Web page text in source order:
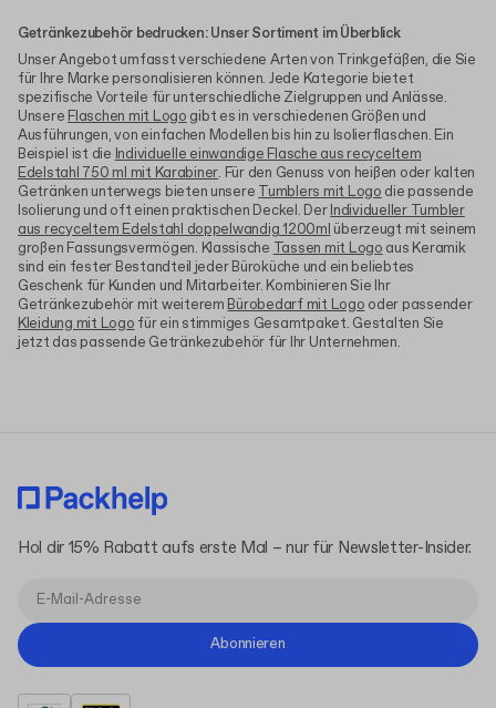
Getränkezubehör bedrucken: Unser Sortiment im Überblick
Unser Angebot umfasst verschiedene Arten von Trinkgefäßen, die Sie
für Ihre Marke personalisieren können. Jede Kategorie bietet
spezifische Vorteile für unterschiedliche Zielgruppen und Anlässe.
Unsere Flaschen mit Logo gibt es in verschiedenen Größen und
Ausführungen, von einfachen Modellen bis hin zu Isolierflaschen. Ein
Beispiel ist die Individuelle einwandige Flasche aus recyceltem
Edelstahl 750 ml mit Karabiner. Für den Genuss von heißen oder kalten
Getränken unterwegs bieten unsere Tumblers mit Logo die passende
Isolierung und oft einen praktischen Deckel. DerIndividueller Tumbler
aus recyceltem Edelstahl doppelwandig 1200ml überzeugt mit seinem
großen Fassungsvermögen. Klassische Tassen mit Logo aus Keramik
sind ein fester Bestandteil jeder Büroküche und ein beliebtes
Geschenk für Kunden und Mitarbeiter. Kombinieren Sie Ihr
Getränkezubehör mit weiterem Bürobedarf mit Logo oder passender
Kleidung mit Logo für ein stimmiges Gesamtpaket. Gestalten Sie
jetzt das passende Getränkezubehör für Ihr Unternehmen.
Hol dir 15% Rabatt aufs erste Mal – nur für Newsletter-Insider.
Abonnieren